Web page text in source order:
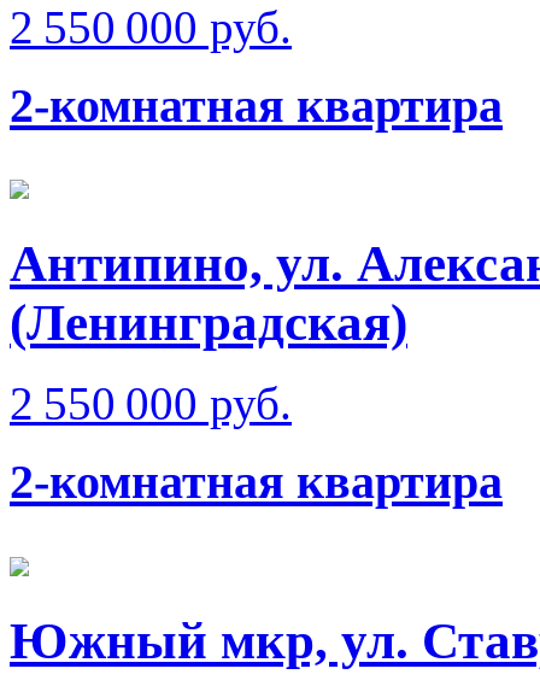
2 550 000 руб.
2-комнатная квартира
Антипино, ул.
(Ленинградская)
2 550 000 руб.
2-комнатная квартира
Южный мкр, ул.